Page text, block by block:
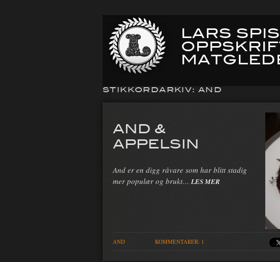
LARS
STIKKORDARKIV: AND
AND &
APPELSIN
And er en digg råvare som har blitt stadig
mer populær og brukt… LES MER
AND KOMMENTARER: 1